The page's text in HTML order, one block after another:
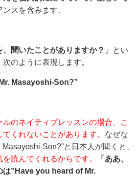
スを含みます。
、聞いたことがありますか？」
とい
のように表現します。
Masayoshi-Son?”
ルのネイティブレッスンの場合、こ
くれないことがあります。 なぜな
Son?”と日本人が聞くと、
読んでくれるからです。
「ああ、
は”Have you heard of Mr.